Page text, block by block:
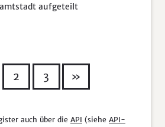
aufgeteilt
2 3 »
auch über die API (siehe API-